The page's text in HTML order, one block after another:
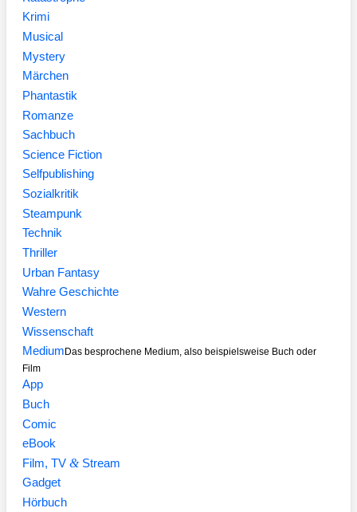
Krimi
Musical
Mystery
Märchen
Phantastik
Romanze
Sachbuch
Science Fiction
Selfpublishing
Sozialkritik
Steampunk
Technik
Thriller
Urban Fantasy
Wahre Geschichte
Western
Wissenschaft
Medium Das besprochene Medium, also beispielsweise Buch oder
Film
App
Buch
Comic
eBook
Film, TV&Stream
Gadget
Hörbuch